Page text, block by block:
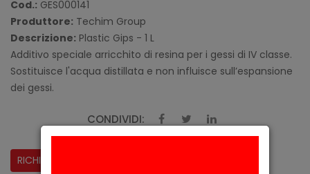
Cod.: GES000141
Produttore: Techim Group
Descrizione: Plastic Gips - 1 L
Additivo speciale arricchito di resina per i gessi di IV classe.
Sostituisce l'acqua distillata e non influisce sull’espansione
dei gessi.
CONDIVIDI:
RICHIESTA INFORMAZIONI